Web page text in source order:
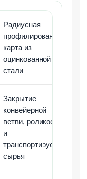
Радиусная
профилированная
карта из
оцинкованной
стали
Закрытие
конвейерной
ветви, роликоопор
и
транспортируемого
сырья